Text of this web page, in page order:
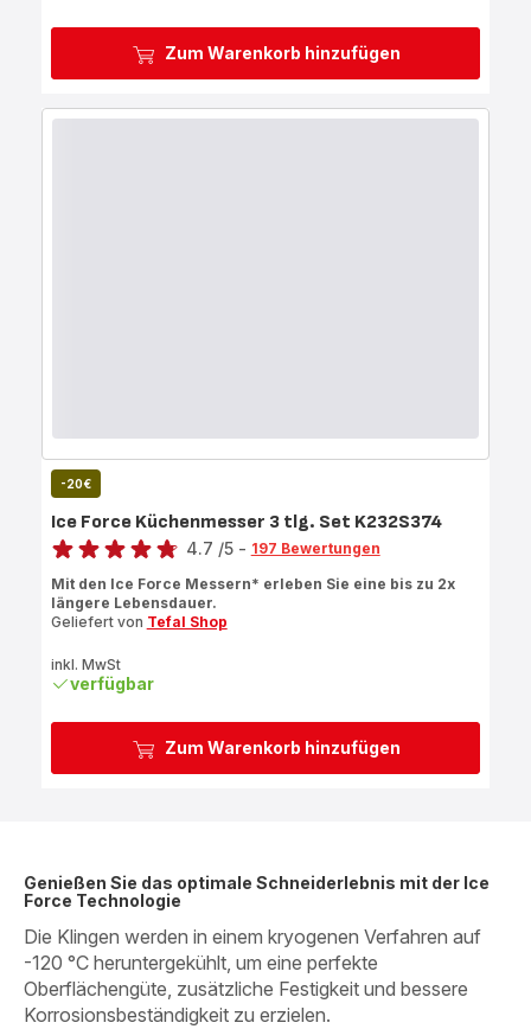
Zum Warenkorb hinzufügen
Zum Warenkorb hinzufügen
-20€
Ice Force Küchenmesser 3 tlg. Set K232S374
Bewertung
4.7 /5 - 197 Bewertungen
Mit den Ice Force Messern* erleben Sie eine bis zu 2x
längere Lebensdauer.
Geliefert von Tefal Shop
inkl. MwSt
verfügbar
Genießen Sie das optimale Schneiderlebnis mit der Ice
Force Technologie
Die Klingen werden in einem kryogenen Verfahren auf
-120 °C heruntergekühlt, um eine perfekte
Oberflächengüte, zusätzliche Festigkeit und bessere
Korrosionsbeständigkeit zu erzielen.